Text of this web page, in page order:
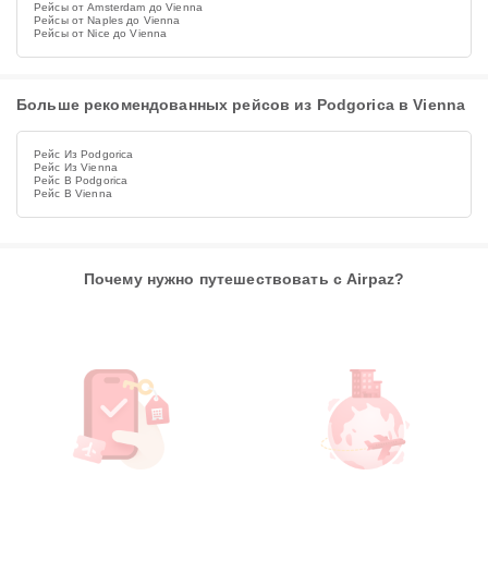
Рейсы от Amsterdam до Vienna
Рейсы от Naples до Vienna
Рейсы от Nice до Vienna
Больше рекомендованных рейсов из Podgorica в Vienna
Рейс Из Podgorica
Рейс Из Vienna
Рейс В Podgorica
Рейс В Vienna
Почему нужно путешествовать с Airpaz?